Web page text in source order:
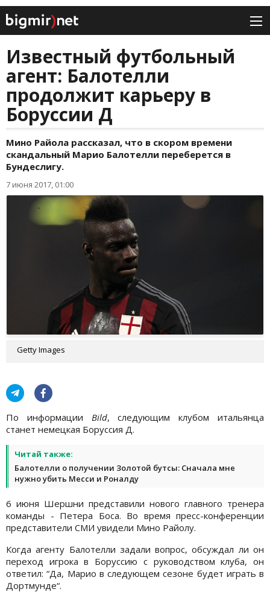
Известный футбольный
агент: Балотелли
продолжит карьеру в
Боруссии Д
Мино Райола рассказал, что в скором времени
скандальный Марио Балотелли переберется в
Бундеслигу.
7 июня 2017, 01:00
Getty Images
По информации Bild, следующим клубом итальянца
станет немецкая Боруссия Д.
Читай также:
Балотелли о получении Золотой бутсы: Сначала мне
нужно убить Месси и Роналду
6 июня Шершни представили нового главного тренера
команды - Петера Боса. Во время пресс-конференции
представители СМИ увидели Мино Райолу.
Когда агенту Балотелли задали вопрос, обсуждал ли он
переход игрока в Боруссию с руководством клуба, он
ответил: “Да, Марио в следующем сезоне будет играть в
Дортмунде“.